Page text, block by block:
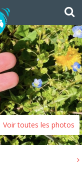
Voir toutes les photos